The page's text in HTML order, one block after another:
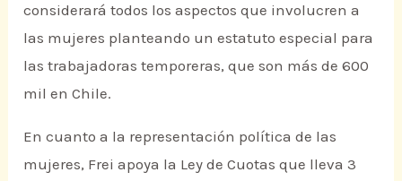
considerará todos los aspectos que involucren a
las mujeres planteando un estatuto especial para
las trabajadoras temporeras, que son más de 600
mil en Chile.
En cuanto a la representación política de las
mujeres, Frei apoya la Ley de Cuotas que lleva 3